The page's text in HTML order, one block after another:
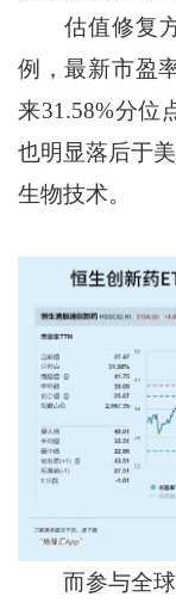
估值修复方
例，最新市盈
来31.58%分位
也明显落后于
生物技术。
而参与全球